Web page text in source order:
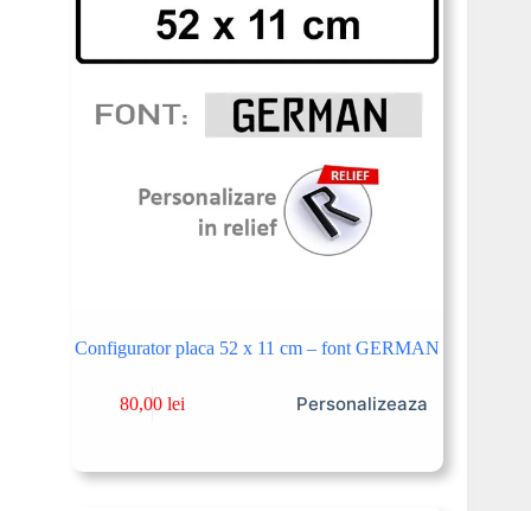
Configurator placa 52 x 11 cm – font GERMAN
80,00lei Personalizeaza